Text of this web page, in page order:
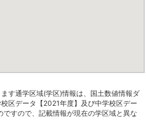
す通学区域(学区)情報は、国土数値情報ダ
区データ【2021年度】及び中学校区デー
すので、記載情報が現在の学区域と異な